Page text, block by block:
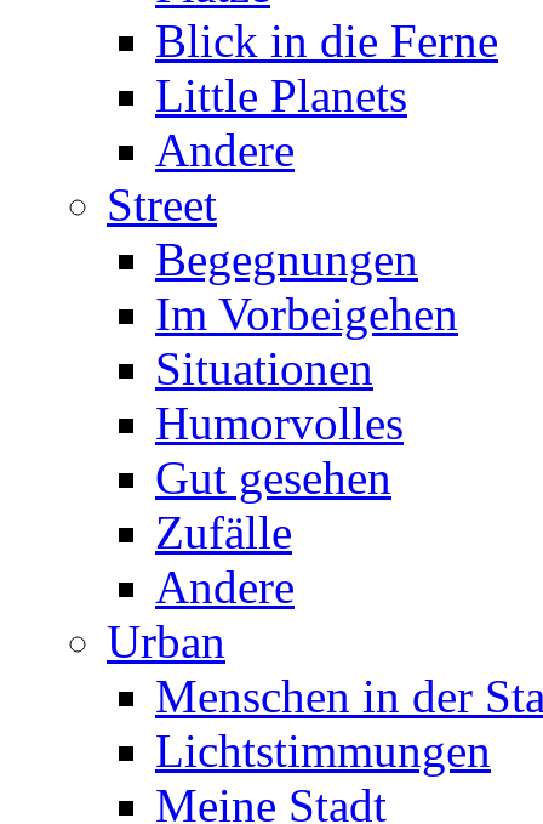
Blick in die Ferne
Little Planets
Andere
Street
Begegnungen
Im Vorbeigehen
Situationen
Humorvolles
Gut gesehen
Zufälle
Andere
Urban
Menschen in der
Lichtstimmungen
Meine Stadt